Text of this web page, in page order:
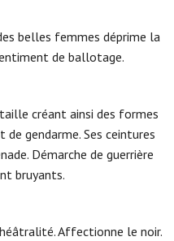
belles femmes déprime la
de ballotage.
créant ainsi des formes
gendarme. Ses ceintures
Démarche de guerrière
bruyants.
Affectionne le noir.